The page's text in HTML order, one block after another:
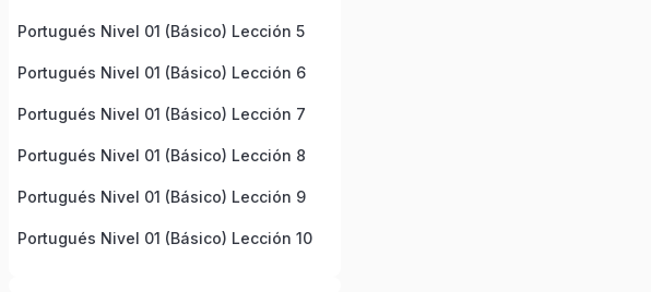
Portugués Nivel 01 (Básico) Lección 5
Portugués Nivel 01 (Básico) Lección 6
Portugués Nivel 01 (Básico) Lección 7
Portugués Nivel 01 (Básico) Lección 8
Portugués Nivel 01 (Básico) Lección 9
Portugués Nivel 01 (Básico) Lección 10